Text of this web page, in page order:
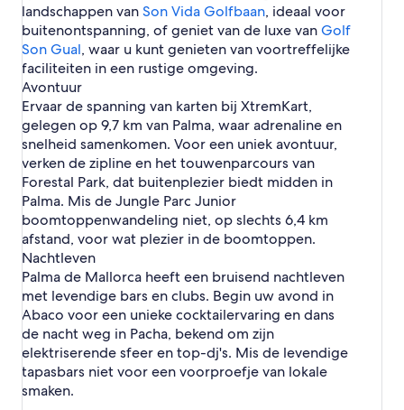
o
c
a
n
r
l
o
r
c
a
landschappen vanSon Vida Golfbaan, ideaal voor
buitenontspanning, of geniet van de luxe vanGolf
Son Gual, waar u kunt genieten van voortreffelijke
faciliteiten in een rustige omgeving.
Avontuur
Ervaar de spanning van karten bij XtremKart,
gelegen op 9,7 km van Palma, waar adrenaline en
snelheid samenkomen. Voor een uniek avontuur,
verken de zipline en het touwenparcours van
Forestal Park, dat buitenplezier biedt midden in
Palma. Mis de Jungle Parc Junior
boomtoppenwandeling niet, op slechts 6,4 km
afstand, voor wat plezier in de boomtoppen.
Nachtleven
Palma de Mallorca heeft een bruisend nachtleven
met levendige bars en clubs. Begin uw avond in
Abaco voor een unieke cocktailervaring en dans
de nacht weg in Pacha, bekend om zijn
elektriserende sfeer en top-dj's. Mis de levendige
tapasbars niet voor een voorproefje van lokale
smaken.